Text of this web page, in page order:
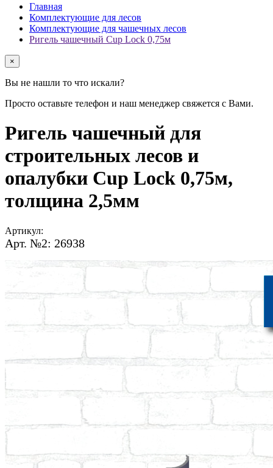
Главная
Комплектующие для лесов
Комплектующие для чашечных лесов
Ригель чашечный Cup Lock 0,75м
×
Вы не нашли то что искали?
Просто оставьте телефон и наш менеджер свяжется с Вами.
Ригель чашечный для
строительных лесов и
опалубки Cup Lock 0,75м,
толщина 2,5мм
Артикул:
Арт. №2: 26938